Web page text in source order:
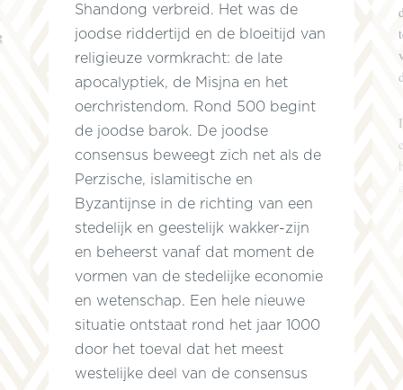
Shandong verbreid. Het was de
joodse riddertijd en de bloeitijd van
religieuze vormkracht: de late
apocalyptiek, de Misjna en het
oerchristendom. Rond 500 begint
de joodse barok. De joodse
consensus beweegt zich net als de
Perzische, islamitische en
Byzantijnse in de richting van een
stedelijk en geestelijk wakker-zijn
en beheerst vanaf dat moment de
vormen van de stedelijke economie
en wetenschap. Een hele nieuwe
situatie ontstaat rond het jaar 1000
door het toeval dat het meest
westelijke deel van de consensus